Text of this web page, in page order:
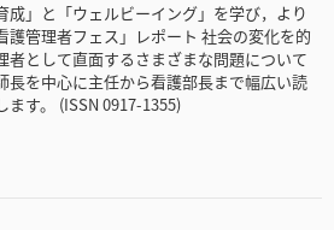
」と「ウェルビーイング」を学び，より
管理者フェス」レポート 社会の変化を的
者として直面するさまざまな問題について
長を中心に主任から看護部長まで幅広い読
す。 (ISSN 0917-1355)